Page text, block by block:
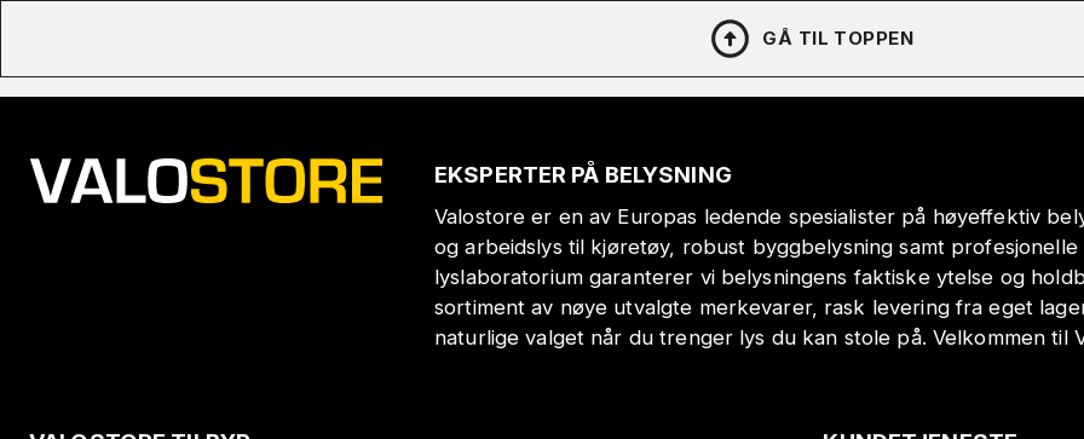
GÅ TIL TOPPEN
EKSPERTER PÅ BELYSNING
Valostore er en av Europas ledende spesialister på høyeffektiv
og arbeidslys til kjøretøy, robust byggbelysning samt
lyslaboratorium garanterer vi belysningens faktiske ytelse og
sortiment av nøye utvalgte merkevarer, rask levering fra eget
naturlige valget når du trenger lys du kan stole på. Velkommen til